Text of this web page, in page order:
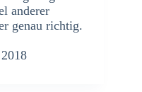
anderer
genau richtig.